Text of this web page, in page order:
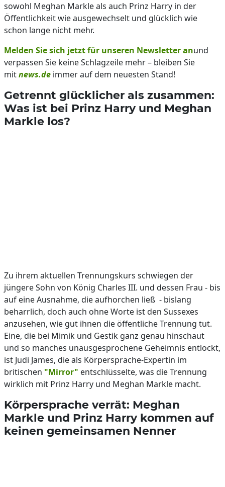
sowohl Meghan Markle als auch Prinz Harry in der
Öffentlichkeit wie ausgewechselt und glücklich wie
schon lange nicht mehr.
Melden Sie sich jetzt für unseren Newsletter anund
verpassen Sie keine Schlagzeile mehr – bleiben Sie
mitnews.de immer auf dem neuesten Stand!
Getrennt glücklicher als zusammen:
Was ist bei Prinz Harry und Meghan
Markle los?
Zu ihrem aktuellen Trennungskurs schwiegen der
jüngere Sohn von König Charles III. und dessen Frau - bis
auf eine Ausnahme, die aufhorchen ließ - bislang
beharrlich, doch auch ohne Worte ist den Sussexes
anzusehen, wie gut ihnen die öffentliche Trennung tut.
Eine, die bei Mimik und Gestik ganz genau hinschaut
und so manches unausgesprochene Geheimnis entlockt,
ist Judi James, die als Körpersprache-Expertin im
britischen "Mirror" entschlüsselte, was die Trennung
wirklich mit Prinz Harry und Meghan Markle macht.
Körpersprache verrät: Meghan
Markle und Prinz Harry kommen auf
keinen gemeinsamen Nenner